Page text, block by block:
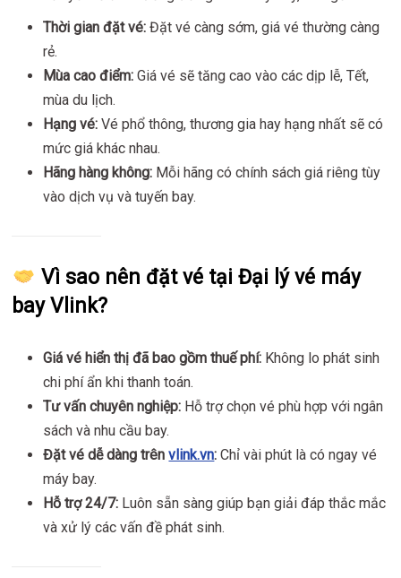
Thời gian đặt vé: Đặt vé càng sớm, giá vé thường càng
rẻ.
Mùa cao điểm: Giá vé sẽ tăng cao vào các dịp lễ, Tết,
mùa du lịch.
Hạng vé: Vé phổ thông, thương gia hay hạng nhất sẽ có
mức giá khác nhau.
Hãng hàng không: Mỗi hãng có chính sách giá riêng tùy
vào dịch vụ và tuyến bay.
Vì sao nên đặt vé tại Đại lý vé máy
bay Vlink?
Giá vé hiển thị đã bao gồm thuế phí: Không lo phát sinh
chi phí ẩn khi thanh toán.
Tư vấn chuyên nghiệp: Hỗ trợ chọn vé phù hợp với ngân
sách và nhu cầu bay.
Đặt vé dễ dàng trênvlink.vn: Chỉ vài phút là có ngay vé
máy bay.
Hỗ trợ 24/7: Luôn sẵn sàng giúp bạn giải đáp thắc mắc
và xử lý các vấn đề phát sinh.